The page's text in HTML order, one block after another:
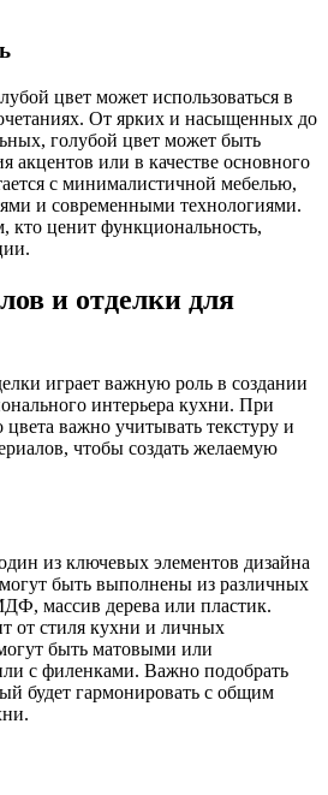
цвет может использоваться в
От ярких и насыщенных до
голубой цвет может быть
акцентов или в качестве основного
с минималистичной мебелью,
и современными технологиями.
кто ценит функциональность,
и отделки для
играет важную роль в создании
интерьера кухни. При
цвета важно учитывать текстуру и
чтобы создать желаемую
из ключевых элементов дизайна
быть выполнены из различных
массив дерева или пластик.
от стиля кухни и личных
быть матовыми или
с филенками. Важно подобрать
будет гармонировать с общим